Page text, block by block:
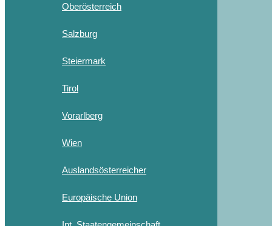
Oberösterreich
Salzburg
Steiermark
Tirol
Vorarlberg
Wien
Auslandsösterreicher
Europäische Union